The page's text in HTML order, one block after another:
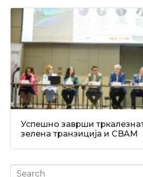
Успешно заврши
зелена транзиција и CBAM